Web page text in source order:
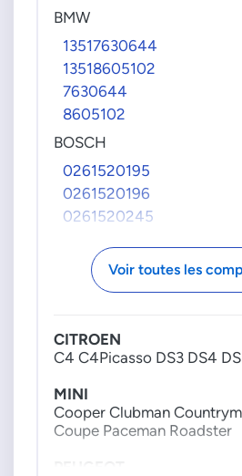
BMW
13517630644
13518605102
7630644
8605102
BOSCH
0261520195
0261520196
0261520245
0261520290
PSA GROUPE
Voir toutes les
CITROEN
C4 C4Picasso DS3 DS4
MINI
Cooper Clubman
Coupe Paceman Roadster